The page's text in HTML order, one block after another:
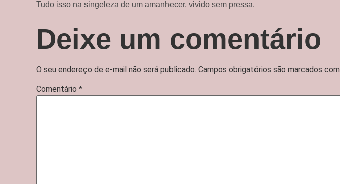
Tudo isso na singeleza de um amanhecer, vivido sem pressa.
Deixe um comentário
O seu endereço de e-mail não será publicado. Campos obrigatórios são marcados com
Comentário *